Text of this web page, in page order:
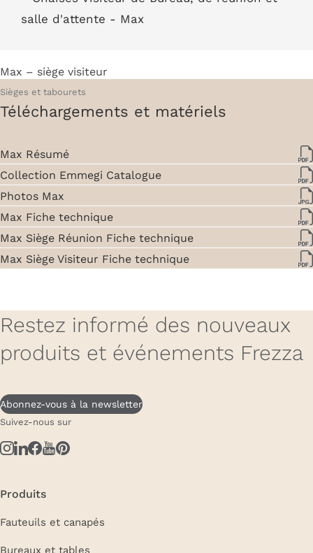
Max – siège visiteur
Sièges et tabourets
Téléchargements et matériels
Max Résumé
Collection Emmegi Catalogue
Photos Max
Max Fiche technique
Max Siège Réunion Fiche technique
Max Siège Visiteur Fiche technique
Restez informé des nouveaux
produits et événements Frezza
Abonnez-vous à la newsletter
Suivez-nous sur
Produits
Fauteuils et canapés
Bureaux et tables